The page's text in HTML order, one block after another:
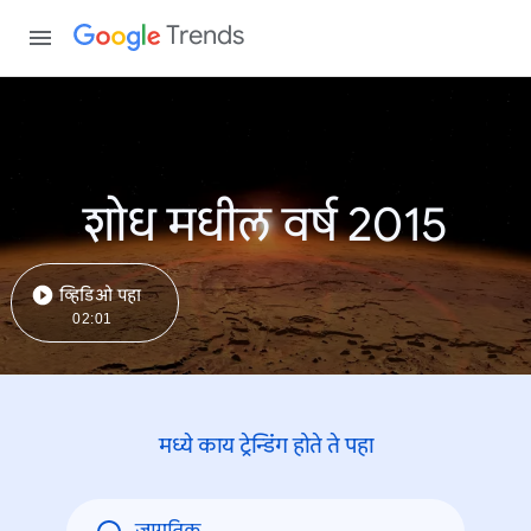
Trends
शोध मधील वर्ष 2015
व्हिडिओ पहा
02:01
मध्ये काय ट्रेन्डिंंग होते ते पहा